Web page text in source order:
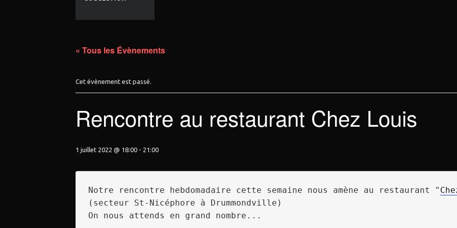
« Tous les Évènements
Cet évènement est passé.
Rencontre au restaurant Chez Louis
1 juillet 2022 @ 18:00 - 21:00
Notre rencontre hebdomadaire cette semaine nous amène au restaurant "
(secteur St-Nicéphore à Drummondville)
On nous attends en grand nombre...